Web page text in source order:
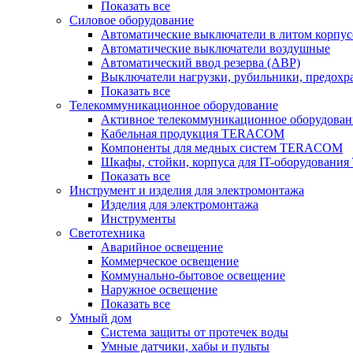
Показать все
Силовое оборудование
Автоматические выключатели в литом
Автоматические выключатели воздушные
Автоматический ввод резерва (АВР)
Выключатели нагрузки, рубильники,
Показать все
Телекоммуникационное оборудование
Активное телекоммуникационное
Кабельная продукция TERACOM
Компоненты для медных систем TERACOM
Шкафы, стойки, корпуса для IT-
Показать все
Инструмент и изделия для электромонтажа
Изделия для электромонтажа
Инструменты
Светотехника
Аварийное освещение
Коммерческое освещение
Коммунально-бытовое освещение
Наружное освещение
Показать все
Умный дом
Система защиты от протечек воды
Умные датчики, хабы и пульты